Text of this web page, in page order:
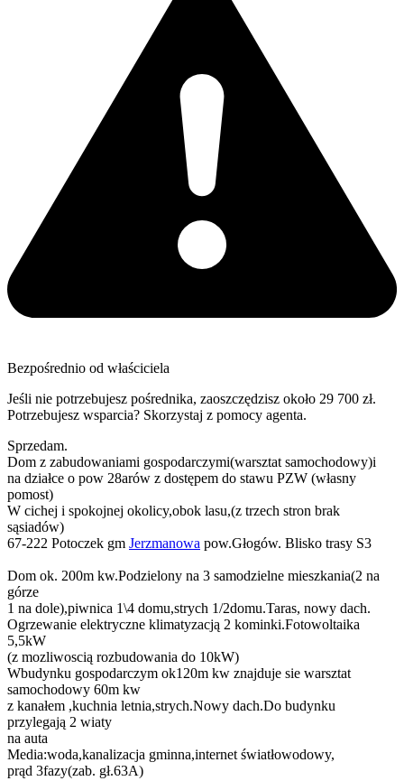
Bezpośrednio od właściciela
Jeśli nie potrzebujesz pośrednika, zaoszczędzisz około 29 700 zł.
Potrzebujesz wsparcia? Skorzystaj z pomocy agenta.
Sprzedam.
Dom z zabudowaniami gospodarczymi(warsztat samochodowy)i
na działce o pow 28arów z dostępem do stawu PZW (własny
pomost)
W cichej i spokojnej okolicy,obok lasu,(z trzech stron brak
sąsiadów)
67-222 Potoczek gm Jerzmanowa pow.Głogów. Blisko trasy S3
Dom ok. 200m kw.Podzielony na 3 samodzielne mieszkania(2 na
górze
1 na dole),piwnica 1\4 domu,strych 1/2domu.Taras, nowy dach.
Ogrzewanie elektryczne klimatyzacją 2 kominki.Fotowoltaika
5,5kW
(z mozliwoscią rozbudowania do 10kW)
Wbudynku gospodarczym ok120m kw znajduje sie warsztat
samochodowy 60m kw
z kanałem ,kuchnia letnia,strych.Nowy dach.Do budynku
przylegają 2 wiaty
na auta
Media:woda,kanalizacja gminna,internet światłowodowy,
prąd 3fazy(zab. gł.63A)